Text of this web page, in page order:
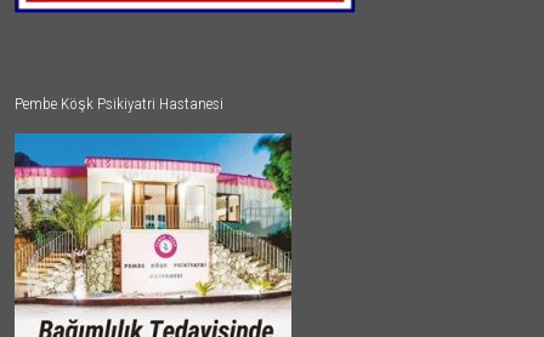
Pembe Köşk Psikiyatri Hastanesi